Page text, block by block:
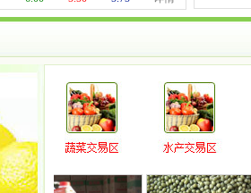
5.00 1.60 1.65
详情
14.00
5.00 7.50
详情
4.20 5.10
详情
3.40 2.60 3.00
详情
2.20
3.80 3.00 3.40
详情